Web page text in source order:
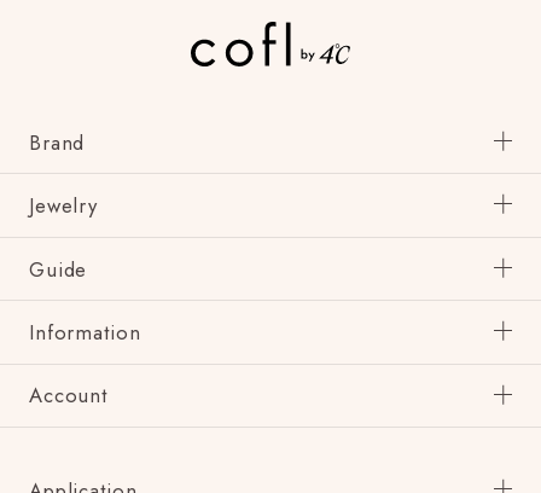
Brand
Jewelry
Guide
Information
Account